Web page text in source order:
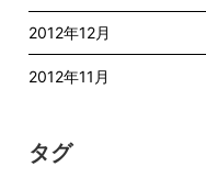
2012年12月
2012年11月
タグ